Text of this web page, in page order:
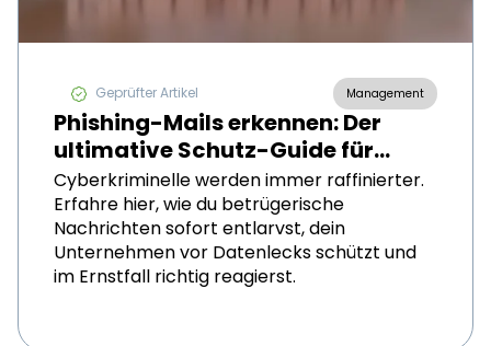
Geprüfter Artikel Management
Phishing-Mails erkennen: Der
ultimative Schutz-Guide für
Schweizer KMU
Cyberkriminelle werden immer raffinierter.
Erfahre hier, wie du betrügerische
Nachrichten sofort entlarvst, dein
Unternehmen vor Datenlecks schützt und
im Ernstfall richtig reagierst.